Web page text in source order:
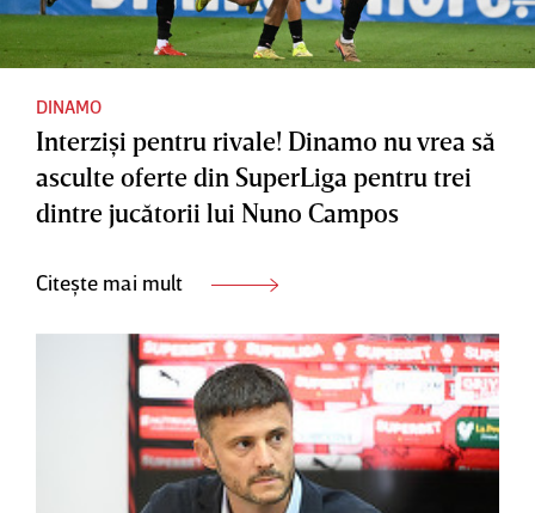
DINAMO
Interzişi pentru rivale! Dinamo nu vrea să
asculte oferte din SuperLiga pentru trei
dintre jucătorii lui Nuno Campos
Citește mai mult